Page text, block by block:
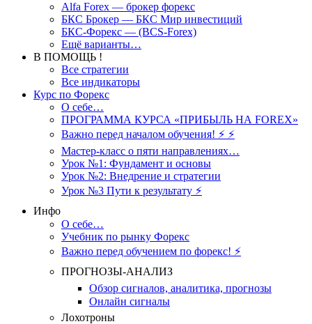
Alfa Forex — брокер форекс
БКС Брокер — БКС Мир инвестиций
БКС-Форекс — (BCS-Forex)
Ещё варианты…
В ПОМОЩЬ !
Все стратегии
Все индикаторы
Курс по Форекс
О себе…
ПРОГРАММА КУРСА «ПРИБЫЛЬ НА FOREX»
Важно перед началом обучения! ⚡ ⚡
Мастер-класс о пяти направлениях…
Урок №1: Фундамент и основы
Урок №2: Внедрение и стратегии
Урок №3 Пути к результату ⚡️
Инфо
О себе…
Учебник по рынку Форекс
Важно перед обучением по форекс! ⚡
ПРОГНОЗЫ-АНАЛИЗ
Обзор сигналов, аналитика, прогнозы
Онлайн сигналы
Лохотроны